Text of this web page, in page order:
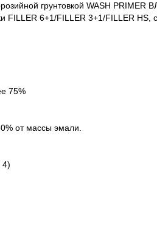
грунтовкой WASH PRIMER
FILLER 6+1/FILLER 3+1/FILLER
75%
от массы эмали.
4)